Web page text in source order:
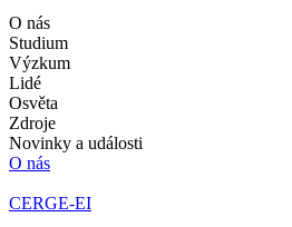
O nás
Studium
Výzkum
Lidé
Osvěta
Zdroje
Novinky a události
O nás
CERGE-EI